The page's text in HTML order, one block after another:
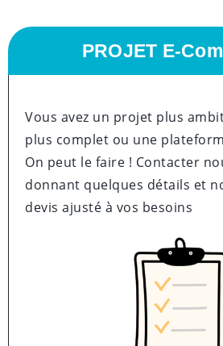
PROJET E-
Vous avez un projet plus
plus complet ou une
On peut le faire ! Contacter
donnant quelques détails et
devis ajusté à vos besoins